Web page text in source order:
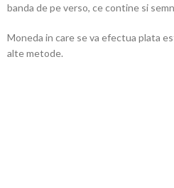
banda de pe verso, ce contine si
Moneda in care se va efectua plata
alte metode.